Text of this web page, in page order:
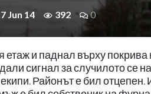
Jun 14 392 0
и паднал върху
сигнал за случилото се
Районът е бил